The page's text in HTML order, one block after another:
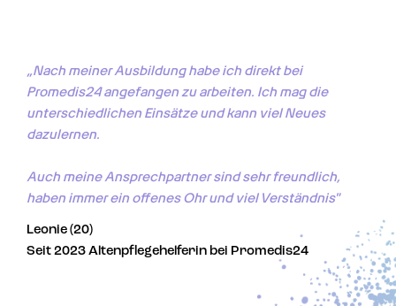
„Nach meiner Ausbildung habe ich direkt bei
Promedis24 angefangen zu arbeiten. Ich mag die
unterschiedlichen Einsätze und kann viel Neues
dazulernen.
Auch meine Ansprechpartner sind sehr freundlich,
haben immer ein offenes Ohr und viel Verständnis"
Leonie (20)
Seit 2023 Altenpflegehelferin bei Promedis24